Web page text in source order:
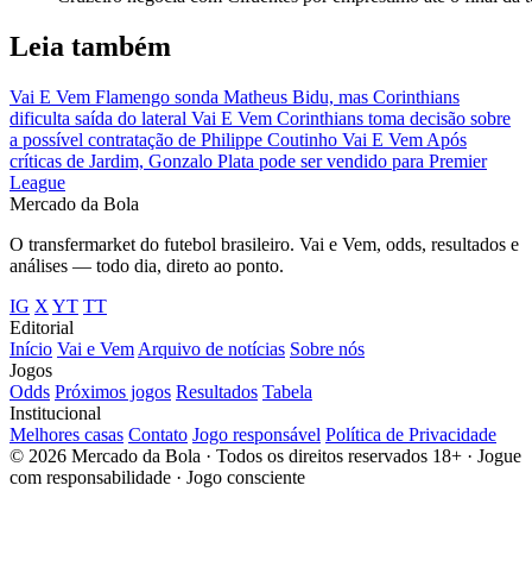
Leia também
Vai E Vem Flamengo sonda Matheus Bidu, mas Corinthians
dificulta saída do lateral Vai E Vem Corinthians toma decisão sobre
a possível contratação de Philippe Coutinho Vai E Vem Após
críticas de Jardim, Gonzalo Plata pode ser vendido para Premier
League
Mercado da Bola
O transfermarket do futebol brasileiro. Vai e Vem, odds, resultados e
análises — todo dia, direto ao ponto.
IG X YT TT
Editorial
Início Vai e Vem Arquivo de notícias Sobre nós
Jogos
Odds Próximos jogos Resultados Tabela
Institucional
Melhores casas Contato Jogo responsável Política de Privacidade
© 2026 Mercado da Bola · Todos os direitos reservados 18+ · Jogue
com responsabilidade · Jogo consciente